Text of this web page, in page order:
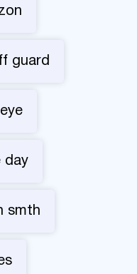
guard
day
smth